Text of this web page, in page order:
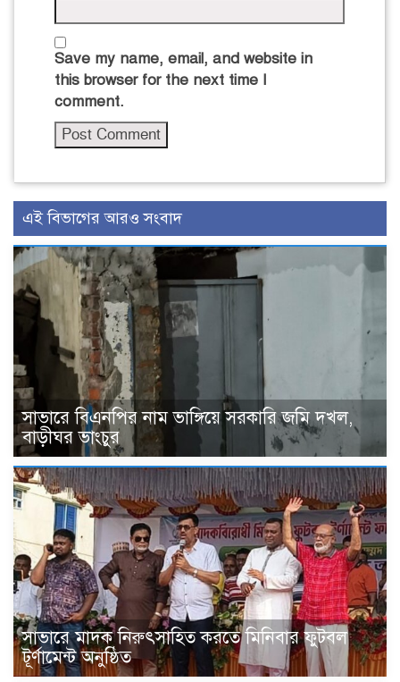
Save my name, email, and website in
this browser for the next time I
comment.
এই বিভাগের আরও সংবাদ
সাভারে বিএনপির নাম ভাঙ্গিয়ে সরকারি জমি দখল,
বাড়ীঘর ভাংচুর
সাভারে মাদক নিরুৎসাহিত করতে মিনিবার ফুটবল
টূর্ণামেন্ট অনুষ্ঠিত